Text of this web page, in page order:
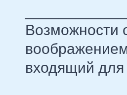
Возможности
входящий